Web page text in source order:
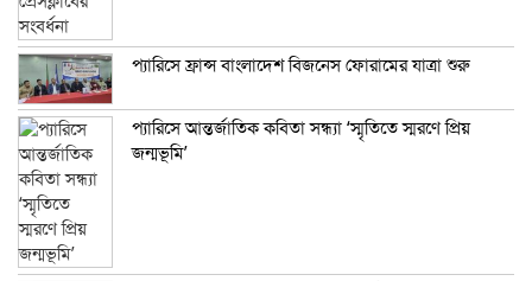
প্যারিসে ফ্রান্স বাংলাদেশ বিজনেস ফোরামের যাত্রা শুরু
প্যারিসে আন্তর্জাতিক কবিতা সন্ধ্যা ‘স্মৃতিতে স্মরণে প্রিয়
জন্মভূমি’